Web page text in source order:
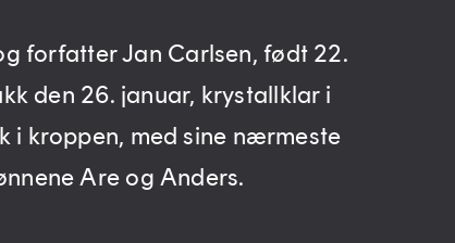
forfatter Jan Carlsen, født 22.
den 26. januar, krystallklar i
i kroppen, med sine nærmeste
Are og Anders.